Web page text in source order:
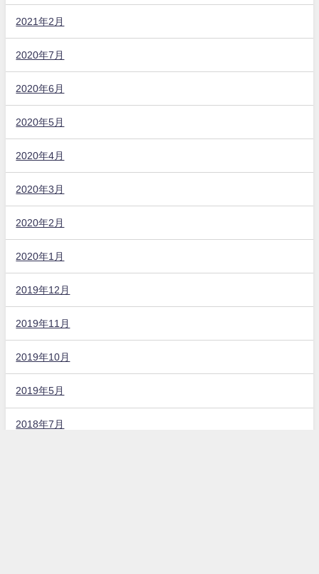
2021年2月
2020年7月
2020年6月
2020年5月
2020年4月
2020年3月
2020年2月
2020年1月
2019年12月
2019年11月
2019年10月
2019年5月
2018年7月